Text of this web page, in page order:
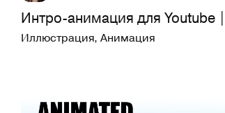
Иллюстрация, Анимация